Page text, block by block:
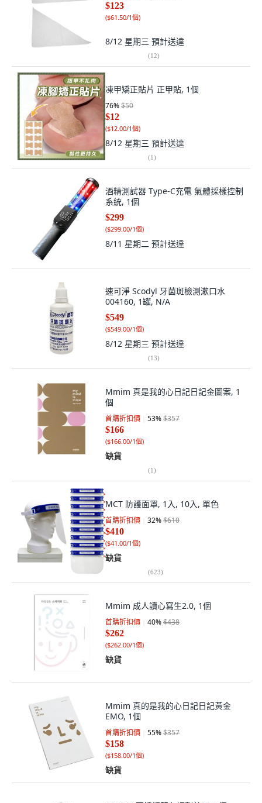
$123
($61.50/1個)
8/12 星期三 預計送達
(12)
凍甲矯正貼片 正甲貼, 1個
76%$50
$12
($12.00/1個)
8/12 星期三 預計送達
(1)
酒精測試器 Type-C充電 氣體採樣控制
系統, 1個
$299
($299.00/1個)
8/11 星期二 預計送達
速可淨 Scodyl 牙菌斑檢測漱口水
004160, 1罐, N/A
$549
($549.00/1個)
8/12 星期三 預計送達
(13)
Mmim 真是我的心日記日記金圖案, 1
個
首購折扣價 53%$357
$166
($166.00/1個)
缺貨
(1)
MCT 防護面罩, 1入, 10入, 單色
首購折扣價 32%$610
$410
($41.00/1個)
缺貨
(623)
Mmim 成人讀心寫生2.0, 1個
首購折扣價 40%$438
$262
($262.00/1個)
缺貨
Mmim 真的是我的心日記日記黃金
EMO, 1個
首購折扣價 55%$357
$158
($158.00/1個)
缺貨